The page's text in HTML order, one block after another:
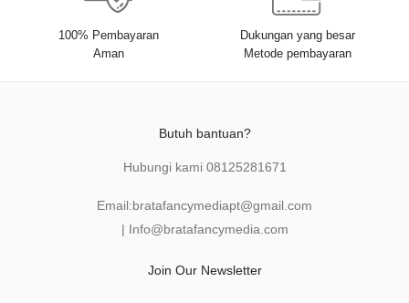
100% Pembayaran
Aman
Dukungan yang besar
Metode pembayaran
Butuh bantuan?
Hubungi kami 08125281671
Email:bratafancymediapt@gmail.com
| Info@bratafancymedia .com
Join Our Newsletter